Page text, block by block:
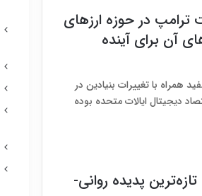
در حوزه ارزهای
آن برای آینده
همراه با تغییرات بنیادین در
دیجیتال ایالات متحده بوده
تازه‌ترین پدیده روانی-